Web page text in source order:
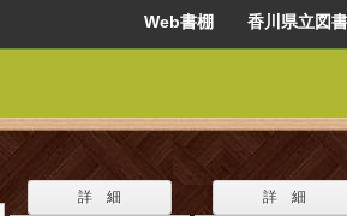
Web書棚 香川県立図
詳 細 詳 細